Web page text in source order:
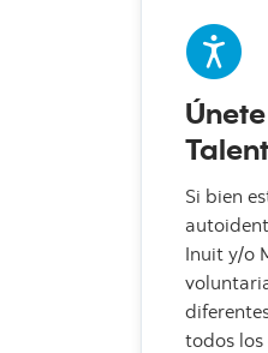
Si bien
Inuit y/o
todos